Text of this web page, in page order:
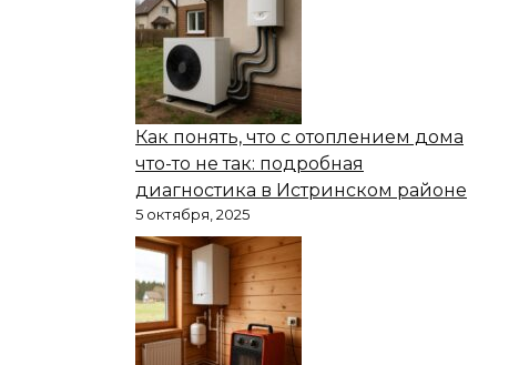
Как понять, что с отоплением дома
что-то не так: подробная
диагностика в Истринском районе
5 октября, 2025